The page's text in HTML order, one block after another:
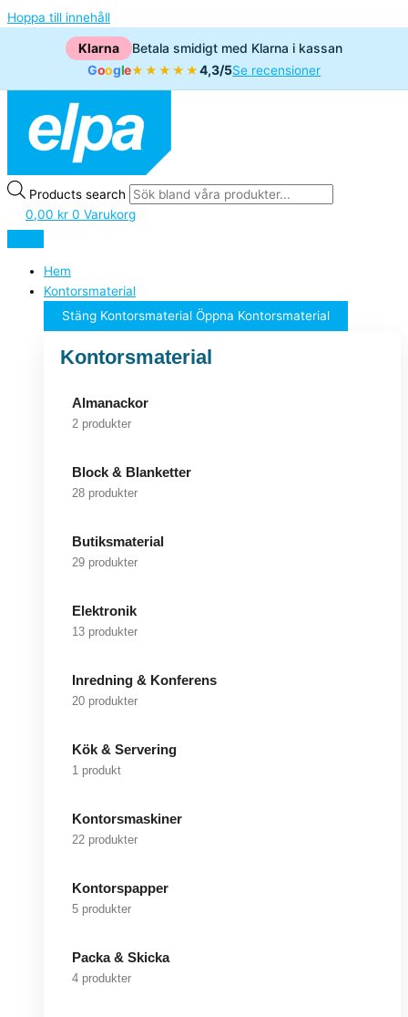
Hoppa till innehåll
Klarna
Betala smidigt med Klarna i kassan
Google★★★★★4,3/5Se recensioner
Products search
0,00 kr 0 Varukorg
Hem
Kontorsmaterial
Stäng Kontorsmaterial Öppna Kontorsmaterial
Kontorsmaterial
Almanackor
2 produkter
Block & Blanketter
28 produkter
Butiksmaterial
29 produkter
Elektronik
13 produkter
Inredning & Konferens
20 produkter
Kök & Servering
1 produkt
Kontorsmaskiner
22 produkter
Kontorspapper
5 produkter
Packa & Skicka
4 produkter